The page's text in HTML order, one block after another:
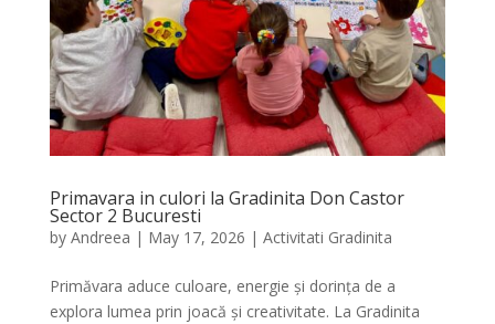
Primavara in culori la Gradinita Don Castor
Sector 2 Bucuresti
by Andreea | May 17, 2026 | Activitati Gradinita
Primăvara aduce culoare, energie și dorința de a
explora lumea prin joacă și creativitate. La Gradinita